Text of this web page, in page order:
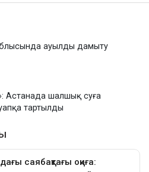
ауылды дамыту
Астанада шалшық суға
тартылды